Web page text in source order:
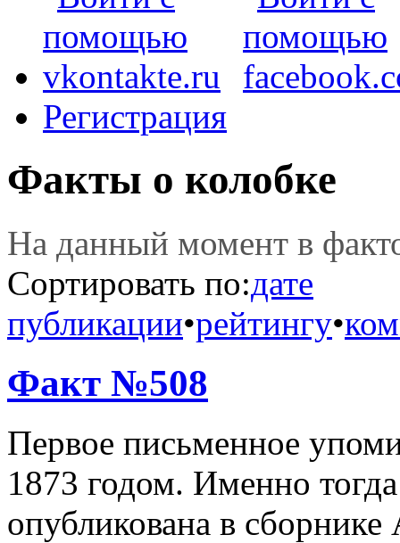
Регистрация
Факты о колобке
На данный момент в
Сортировать по:дате
публикации•рейтингу•
Факт №508
Первое письменное
1873 годом. Именно
опубликована в сборнике